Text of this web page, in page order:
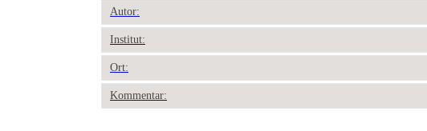
Autor:
Institut:
Ort:
Kommentar: